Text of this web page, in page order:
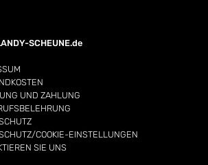
SCHEUNE.de
UND ZAHLUNG
COOKIE-EINSTELLUNGEN
SIE UNS